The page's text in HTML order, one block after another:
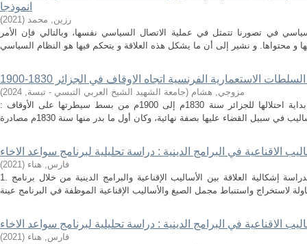
انموذجا
رزين, محمد (
2021
)
في تصورنا تتمثل في عملية الاتصال السياسي نفسها، وبالتالي فإن الأمر
الاستعمارية الفرنسية اتجاه الاوقاف في الجزائر 1830-1900
مزوجي, هشام (جامعة الشهيد الشيخ العربي التبسي - تبسة,
2024
)
: تمكنت الإدارة الاستعمارية الفرنسية منذ بداية احتلالها للجزائر سنة 1830م إلى 1900م من بسط سيطرتها على الأوقاف
الاقناعية في البرامج الدينية : دراسة تحليلية لبرنامج سواعد الاخاء
فارس, هناء (
2021
)
1. موضوع وإشكالية الدراسة: تناولت هذه الدراسة إشكالية العلاقة بين الأساليب الإقناعية والبرامج الدينية من خلال برنامج
الاقناعية في البرامج الدينية : دراسة تحليلية لبرنامج سواعد الاخاء
فارس, هناء (
2021
)